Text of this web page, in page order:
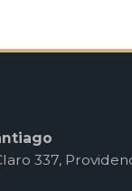
337,